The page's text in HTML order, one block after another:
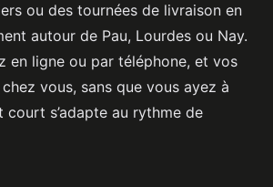
ou des tournées de livraison en
autour de Pau, Lourdes ou Nay.
en ligne ou par téléphone, et vos
vous, sans que vous ayez à
court s’adapte au rythme de